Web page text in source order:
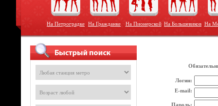
На Петроградке На Гражданке На Пионерской На Большевиков На
Логин:
E-mail:
Пароль: